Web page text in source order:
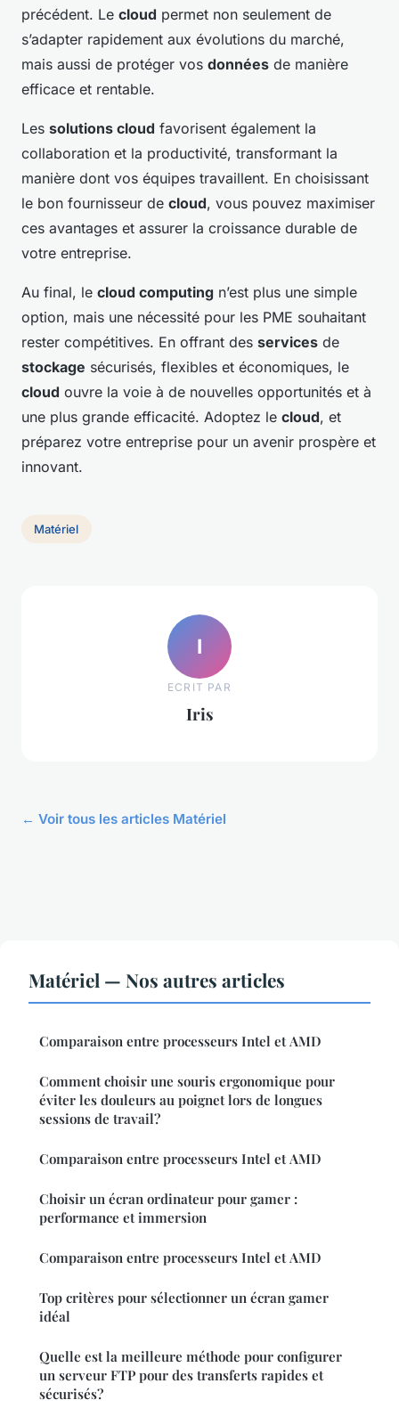
précédent. Le cloud permet non seulement de
s’adapter rapidement aux évolutions du marché,
mais aussi de protéger vos données de manière
efficace et rentable.
Les solutions cloud favorisent également la
collaboration et la productivité, transformant la
manière dont vos équipes travaillent. En choisissant
le bon fournisseur de cloud, vous pouvez maximiser
ces avantages et assurer la croissance durable de
votre entreprise.
Au final, le cloud computing n’est plus une simple
option, mais une nécessité pour les PME souhaitant
rester compétitives. En offrant des services de
stockage sécurisés, flexibles et économiques, le
cloud ouvre la voie à de nouvelles opportunités et à
une plus grande efficacité. Adoptez le cloud, et
préparez votre entreprise pour un avenir prospère et
innovant.
Matériel
I
ECRIT PAR
Iris
← Voir tous les articles Matériel
Matériel — Nos autres articles
Comparaison entre processeurs Intel et AMD
Comment choisir une souris ergonomique pour
éviter les douleurs au poignet lors de longues
sessions de travail?
Comparaison entre processeurs Intel et AMD
Choisir un écran ordinateur pour gamer :
performance et immersion
Comparaison entre processeurs Intel et AMD
Top critères pour sélectionner un écran gamer
idéal
Quelle est la meilleure méthode pour configurer
un serveur FTP pour des transferts rapides et
sécurisés?